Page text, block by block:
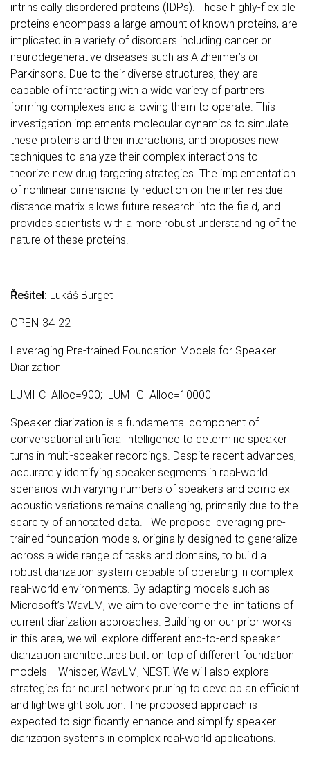
intrinsically disordered proteins (IDPs). These highly-flexible
proteins encompass a large amount of known proteins, are
implicated in a variety of disorders including cancer or
neurodegenerative diseases such as Alzheimer’s or
Parkinsons. Due to their diverse structures, they are
capable of interacting with a wide variety of partners
forming complexes and allowing them to operate. This
investigation implements molecular dynamics to simulate
these proteins and their interactions, and proposes new
techniques to analyze their complex interactions to
theorize new drug targeting strategies. The implementation
of nonlinear dimensionality reduction on the inter-residue
distance matrix allows future research into the field, and
provides scientists with a more robust understanding of the
nature of these proteins.
Řešitel: Lukáš Burget
OPEN-34-22
Leveraging Pre-trained Foundation Models for Speaker
Diarization
LUMI-C Alloc=900; LUMI-G Alloc=10000
Speaker diarization is a fundamental component of
conversational artificial intelligence to determine speaker
turns in multi-speaker recordings. Despite recent advances,
accurately identifying speaker segments in real-world
scenarios with varying numbers of speakers and complex
acoustic variations remains challenging, primarily due to the
scarcity of annotated data. We propose leveraging pre-
trained foundation models, originally designed to generalize
across a wide range of tasks and domains, to build a
robust diarization system capable of operating in complex
real-world environments. By adapting models such as
Microsoft’s WavLM, we aim to overcome the limitations of
current diarization approaches. Building on our prior works
in this area, we will explore different end-to-end speaker
diarization architectures built on top of different foundation
models— Whisper, WavLM, NEST. We will also explore
strategies for neural network pruning to develop an efficient
and lightweight solution. The proposed approach is
expected to significantly enhance and simplify speaker
diarization systems in complex real-world applications.